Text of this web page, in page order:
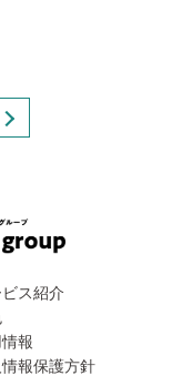
ス紹介
報
報保護方針